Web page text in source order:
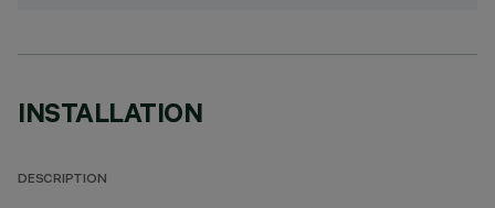
INSTALLATION
DESCRIPTION